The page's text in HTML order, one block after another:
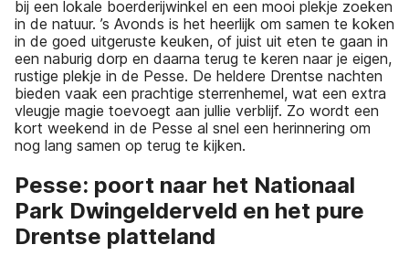
bij een lokale boerderijwinkel en een mooi plekje zoeken
in de natuur. ’s Avonds is het heerlijk om samen te koken
in de goed uitgeruste keuken, of juist uit eten te gaan in
een naburig dorp en daarna terug te keren naar je eigen,
rustige plekje in de Pesse. De heldere Drentse nachten
bieden vaak een prachtige sterrenhemel, wat een extra
vleugje magie toevoegt aan jullie verblijf. Zo wordt een
kort weekend in de Pesse al snel een herinnering om
nog lang samen op terug te kijken.
Pesse: poort naar het Nationaal
Park Dwingelderveld en het pure
Drentse platteland